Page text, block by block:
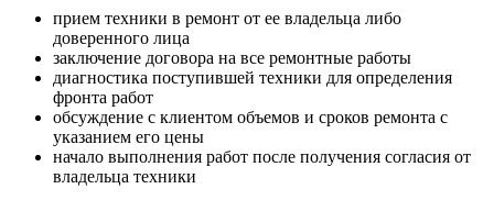
прием техники в ремонт от ее владельца либо
доверенного лица
заключение договора на все ремонтные работы
диагностика поступившей техники для определения
фронта работ
обсуждение с клиентом объемов и сроков ремонта с
указанием его цены
начало выполнения работ после получения согласия от
владельца техники